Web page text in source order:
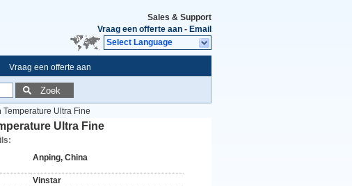
Sales & Support
Vraag een offerte aan - Email
Select Language
Vraag een offerte aan
Zoek
Ultra Fine
Ultra Fine
Anping, China
Vinstar